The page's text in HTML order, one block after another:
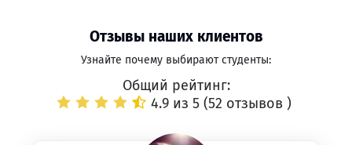
Отзывы наших клиентов
Узнайте почему выбирают студенты:
Общий рейтинг:
4.9 из 5 (52 отзывов )